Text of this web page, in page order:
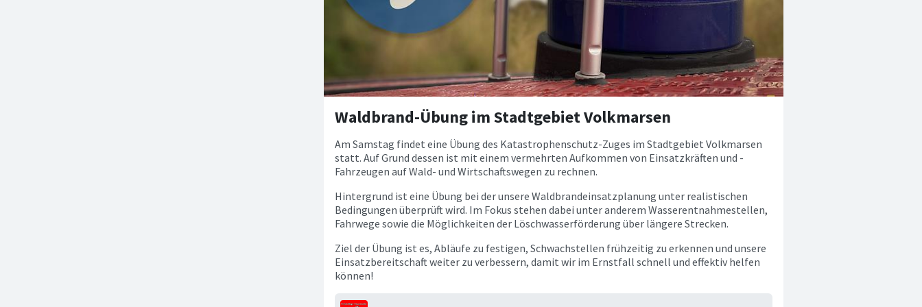
Waldbrand-Übung im Stadtgebiet Volkmarsen
Am Samstag findet eine Übung des Katastrophenschutz-Zuges im Stadtgebiet Volkmarsen
statt. Auf Grund dessen ist mit einem vermehrten Aufkommen von Einsatzkräften und -
Fahrzeugen auf Wald- und Wirtschaftswegen zu rechnen.
Hintergrund ist eine Übung bei der unsere Waldbrandeinsatzplanung unter realistischen
Bedingungen überprüft wird. Im Fokus stehen dabei unter anderem Wasserentnahmestellen,
Fahrwege sowie die Möglichkeiten der Löschwasserförderung über längere Strecken.
Ziel der Übung ist es, Abläufe zu festigen, Schwachstellen frühzeitig zu erkennen und unsere
Einsatzbereitschaft weiter zu verbessern, damit wir im Ernstfall schnell und effektiv helfen
können!